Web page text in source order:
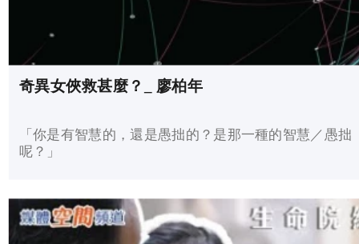
奇異女俠救甚麼？_ 廖柏年
「你是有智慧的，還是愚拙的？是那一種的智慧／愚拙
呢？」